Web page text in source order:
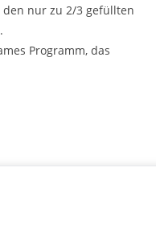
nur zu 2/3 gefüllten
Programm, das